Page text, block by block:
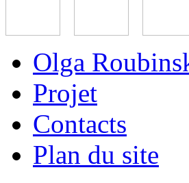
Olga
Projet
Contacts
Plan du site